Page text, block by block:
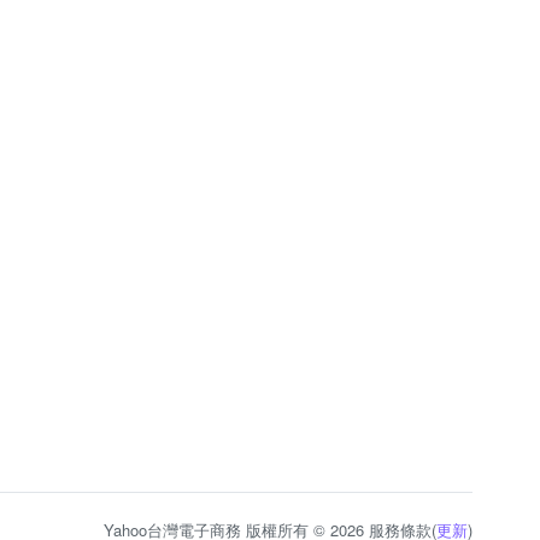
Yahoo台灣電子商務 版權所有 © 2026 服務條款(更新)